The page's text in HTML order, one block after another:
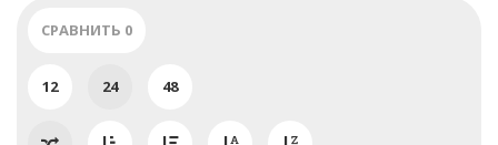
СРАВНИТЬ 0
12 24 48